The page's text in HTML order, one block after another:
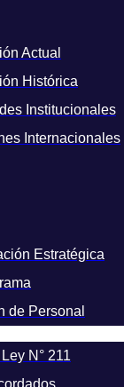
Actual
Histórica
Institucionales
Internacionales
Estratégica
de Personal
N° 211